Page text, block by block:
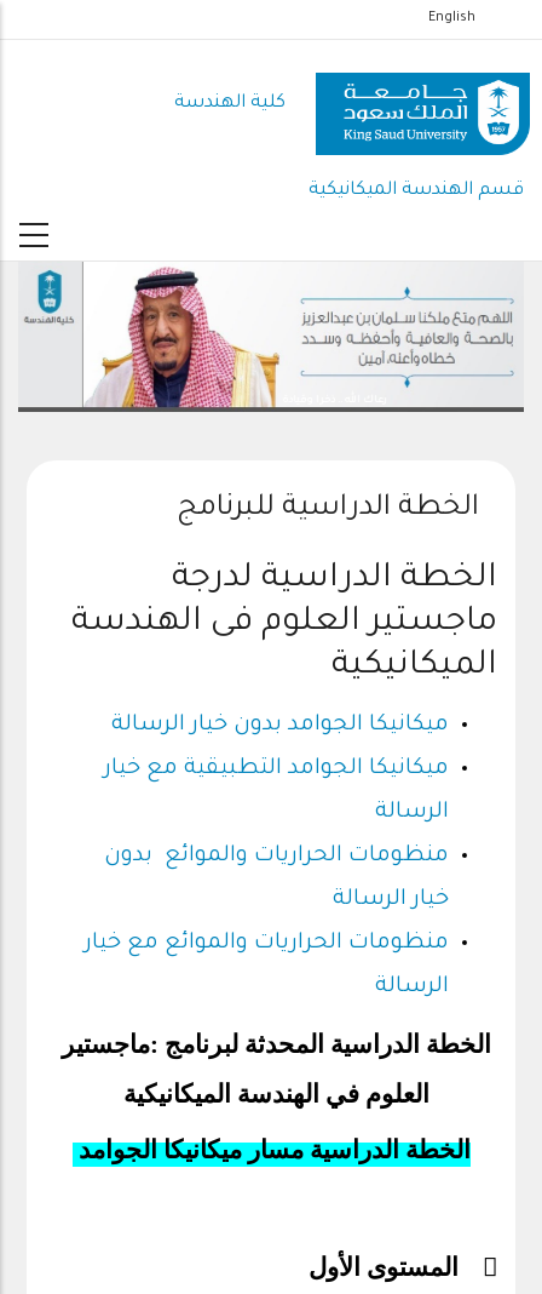
إلى
المحتوى
الرئيسي
English
كلية الهندسة
قسم الهندسة الميكانيكية
رعاك الله .. ذخرا وقيادة
الخطة الدراسية للبرنامج
الخطة الدراسية لدرجة
ماجستير العلوم فى الهندسة
الميكانيكية
ميكانيكا الجوامد بدون خيار الرسالة
ميكانيكا الجوامد التطبيقية مع خيار
الرسالة
منظومات الحراريات والموائع
بدون
خيار الرسالة
منظومات الحراريات والموائع مع خيار
الرسالة
الخطة الدراسية المحدثة لبرنامج :ماجستير
العلوم في الهندسة الميكانيكية
الخطة الدراسية مسار ميكانيكا الجوامد
 المستوى الأول